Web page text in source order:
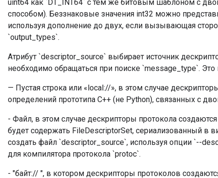
uint64 как `DT_INT64` с тем же битовым шаблоном с
способом). Беззнаковые значения int32 можно
используя дополнение до двух, если вызывающая
`output_types`.
Атрибут `descriptor_source` выбирает источник
необходимо обращаться при поиске `message_type`.
— Пустая строка или «local://», в этом случае
определений прототипа C++ (не Python), связанных с
- Файл, в этом случае дескрипторы протокола
будет содержать FileDescriptorSet, сериализованный
создать файл `descriptor_source`, используя опции `--
для компилятора протокола `protoc`.
- "байт:// ", в котором дескрипторы протоколов